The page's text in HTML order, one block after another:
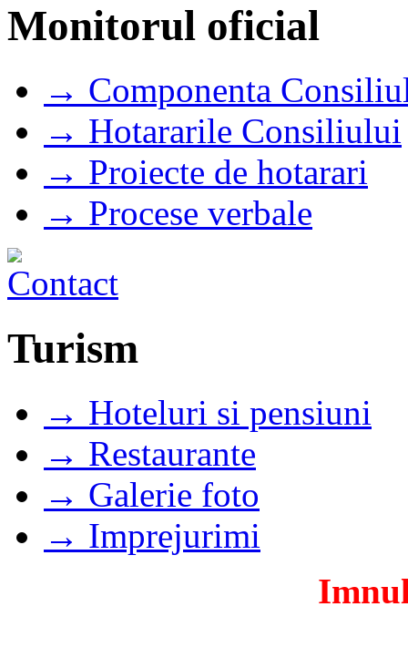
Monitorul oficial
→ Componenta
→ Hotararile Consiliului
→ Proiecte de hotarari
→ Procese verbale
Turism
→ Hoteluri si pensiuni
→ Restaurante
→ Galerie foto
→ Imprejurimi